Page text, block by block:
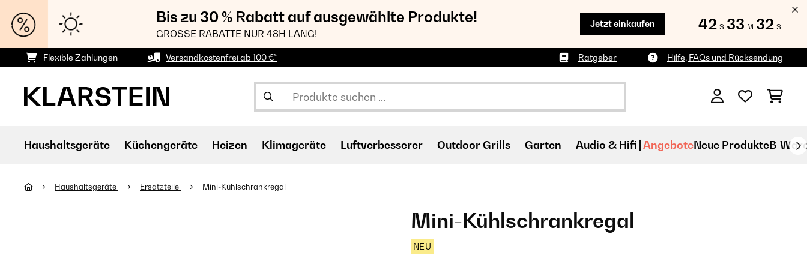
Bis zu 30 % Rabatt auf ausgewählte Produkte!
GROSSE RABATTE NUR 48H LANG!
Jetzt einkaufen 42 S 33 M 31 S
Flexible Zahlungen Versandkostenfrei ab 100 €* Ratgeber Hilfe, FAQs und Rücksendung
Haushaltsgeräte Küchengeräte Heizen Klimageräte Luftverbesserer Outdoor Grills Garten Audio & Hifi AngeboteNeue ProdukteB-
Haushaltsgeräte Ersatzteile Mini-Kühlschrankregal
Mini-Kühlschrankregal
NEU